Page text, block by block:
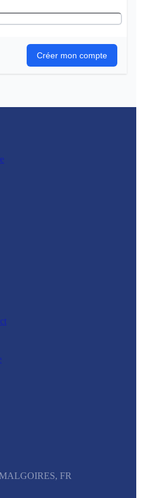
Créer mon compte
, FR